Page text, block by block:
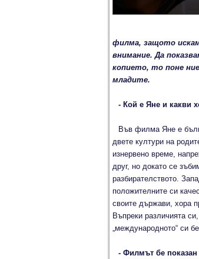
филма, защото
внимание. Да
копието, то поне
младите.
- Кой е Яне и какви
Във филма Яне е
двете култури на
изнервено време,
друг, но докато се
разбирателството.
положителните си
своите държави, хора
Въпреки различията
„международното“ си
- Филмът бе показан